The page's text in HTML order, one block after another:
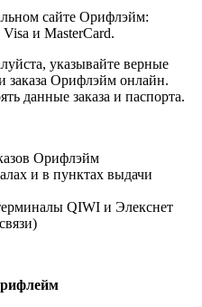
сайте Орифлэйм:
и MasterCard.
указывайте верные
Орифлэйм онлайн.
данные заказа и паспорта.
Орифлэйм
и в пунктах выдачи
QIWI и Элекснет